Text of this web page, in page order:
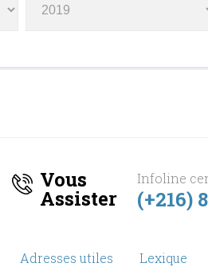
Vous
Assister
Infoline
(+216)
Adresses utiles Lexique